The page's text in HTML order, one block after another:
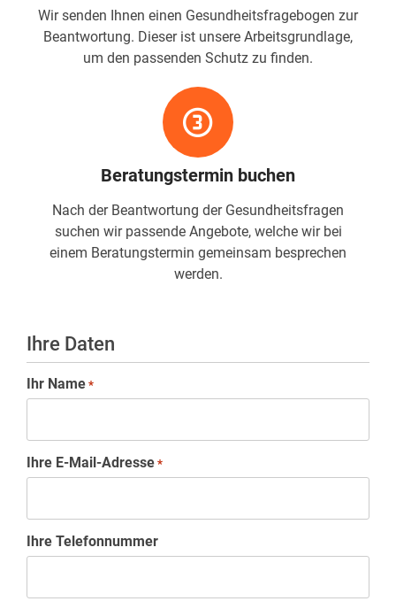
Wir senden Ihnen einen Gesundheitsfragebogen zur
Beantwortung. Dieser ist unsere Arbeitsgrundlage,
um den passenden Schutz zu finden.
Beratungstermin buchen
Nach der Beantwortung der Gesundheitsfragen
suchen wir passende Angebote, welche wir bei
einem Beratungstermin gemeinsam besprechen
werden.
Ihre Daten
Ihr Name *
Ihre E-Mail-Adresse *
Ihre Telefonnummer